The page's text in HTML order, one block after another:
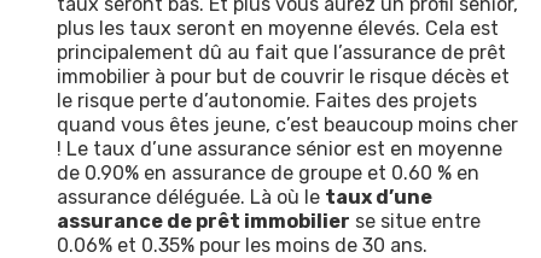
plus les taux seront en moyenne élevés. Cela est
principalement dû au fait que l’assurance de prêt
immobilier à pour but de couvrir le risque décès et
le risque perte d’autonomie. Faites des projets
quand vous êtes jeune, c’est beaucoup moins cher
! Le taux d’une assurance sénior est en moyenne
de 0.90% en assurance de groupe et 0.60 % en
assurance déléguée. Là où le taux d’une
assurance de prêt immobilier se situe entre
0.06% et 0.35% pour les moins de 30 ans.